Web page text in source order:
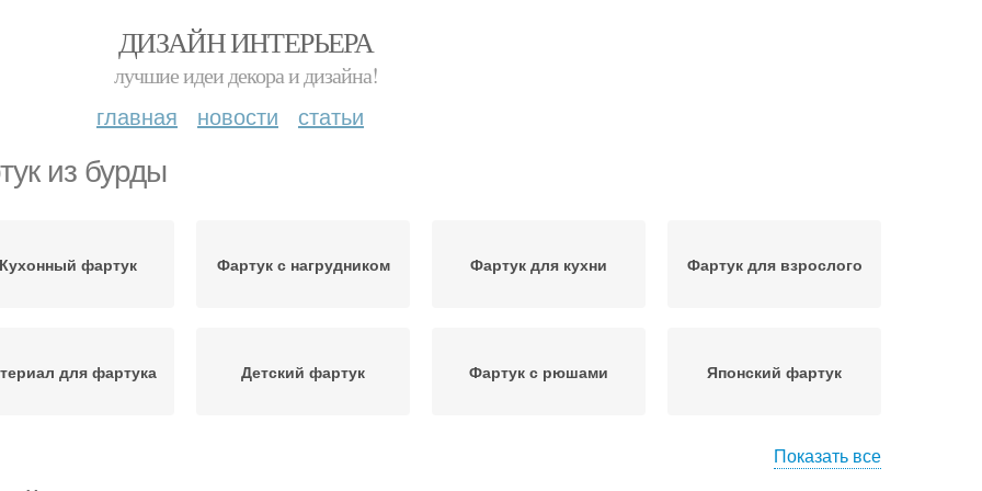
ДИЗАЙН ИНТЕРЬЕРА
лучшие идеи декора и дизайна!
главная новости статьи
из бурды
фартук Фартук с нагрудником Фартук для кухни Фартук для взрослого
для фартука Детский фартук Фартук с рюшами Японский фартук
Показать все